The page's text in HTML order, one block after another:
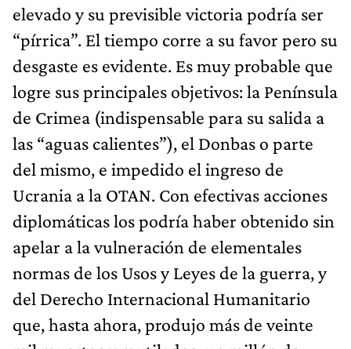
elevado y su previsible victoria podría ser
“pírrica”. El tiempo corre a su favor pero su
desgaste es evidente. Es muy probable que
logre sus principales objetivos: la Península
de Crimea (indispensable para su salida a
las “aguas calientes”), el Donbas o parte
del mismo, e impedido el ingreso de
Ucrania a la OTAN. Con efectivas acciones
diplomáticas los podría haber obtenido sin
apelar a la vulneración de elementales
normas de los Usos y Leyes de la guerra, y
del Derecho Internacional Humanitario
que, hasta ahora, produjo más de veinte